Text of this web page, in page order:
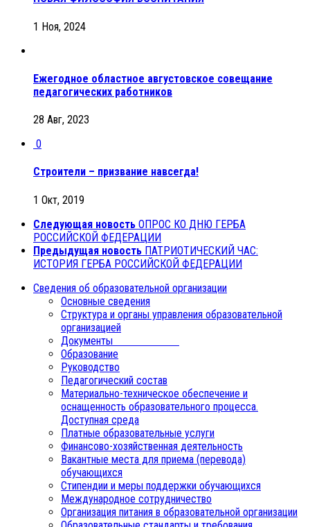
1 Ноя, 2024
Ежегодное областное августовское совещание
педагогических работников
28 Авг, 2023
0
Строители – призвание навсегда!
1 Окт, 2019
Следующая новость ОПРОС КО ДНЮ ГЕРБА
РОССИЙСКОЙ ФЕДЕРАЦИИ
Предыдущая новость ПАТРИОТИЧЕСКИЙ ЧАС:
ИСТОРИЯ ГЕРБА РОССИЙСКОЙ ФЕДЕРАЦИИ
Сведения об образовательной организации
Основные сведения
Структура и органы управления образовательной
организацией
Документы
Образование
Руководство
Педагогический состав
Материально-техническое обеспечение и
оснащенность образовательного процесса.
Доступная среда
Платные образовательные услуги
Финансово-хозяйственная деятельность
Вакантные места для приема (перевода)
обучающихся
Стипендии и меры поддержки обучающихся
Международное сотрудничество
Организация питания в образовательной организации